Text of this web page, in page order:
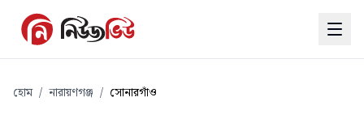
হোম / নারায়ণগঞ্জ / সোনারগাঁও